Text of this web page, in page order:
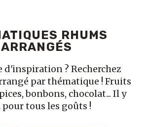
RHUMS
ARRANGÉS
d'inspiration ? Recherchez
par thématique ! Fruits
bonbons, chocolat... Il y
pour tous les goûts !